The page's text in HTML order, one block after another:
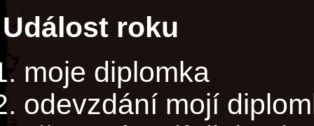
Událost roku
moje diplomka
odevzdání mojí